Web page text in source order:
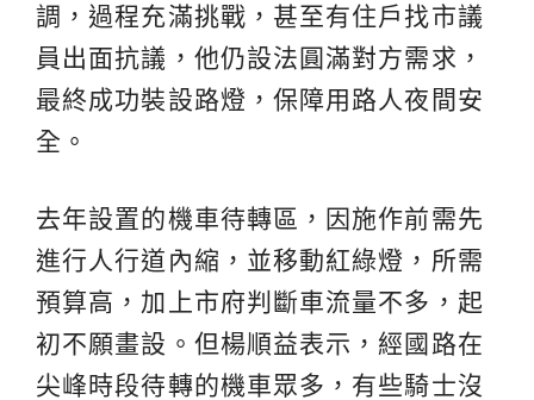
調，過程充滿挑戰，甚至有住戶找市議
員出面抗議，他仍設法圓滿對方需求，
最終成功裝設路燈，保障用路人夜間安
全。
去年設置的機車待轉區，因施作前需先
進行人行道內縮，並移動紅綠燈，所需
預算高，加上市府判斷車流量不多，起
初不願畫設。但楊順益表示，經國路在
尖峰時段待轉的機車眾多，有些騎士沒